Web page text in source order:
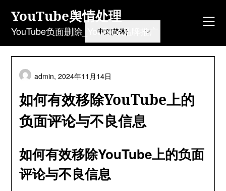
content
YouTube舆情处理
YouTube负面删除_YouTube品牌推广
如何有效移除YouTube上的
负面评论与不良信息
admin,2024年11月14日
如何有效移除YouTube上的负面
评论与不良信息